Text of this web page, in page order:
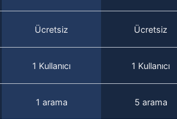
Ücretsiz Ücretsiz
1 Kullanıcı 1 Kullanıcı
1 arama 5 arama